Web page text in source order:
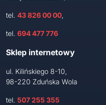
tel. 43 826 00 00,
tel. 694 477 776
Sklep internetowy
ul. Kilińskiego 8-10,
98-220 Zduńska Wola
tel. 507 255 355